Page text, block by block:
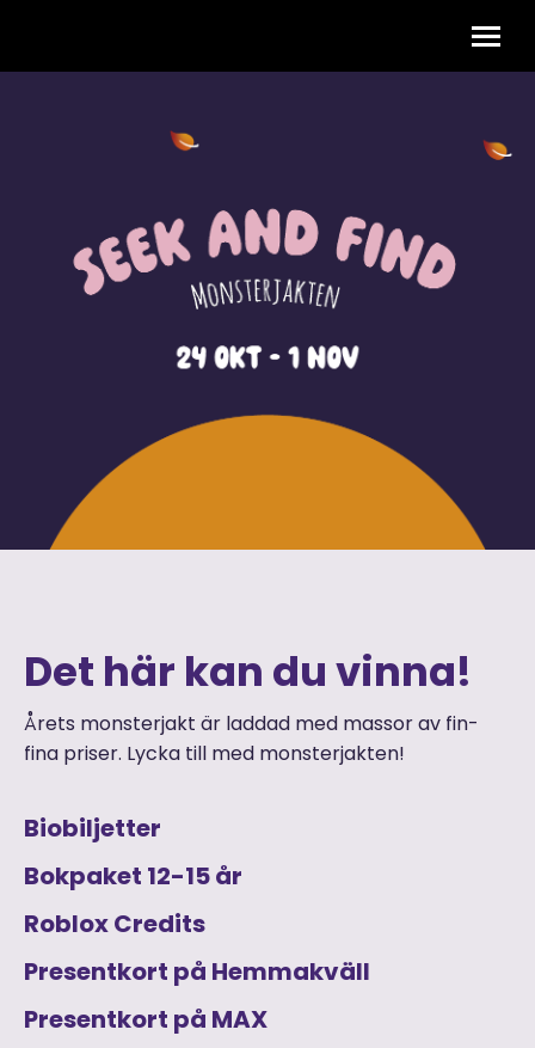
Det här kan du vinna!
Årets monsterjakt är laddad med massor av fin-
fina priser. Lycka till med monsterjakten!
Biobiljetter
Bokpaket 12-15 år
Roblox Credits
Presentkort på Hemmakväll
Presentkort på MAX